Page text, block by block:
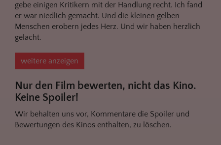
gebe einigen Kritikern mit der Handlung recht. Ich fand
er war niedlich gemacht. Und die kleinen gelben
Menschen erobern jedes Herz. Und wir haben herzlich
gelacht.
weitere anzeigen
Nur den Film bewerten, nicht das Kino.
Keine Spoiler!
Wir behalten uns vor, Kommentare die Spoiler und
Bewertungen des Kinos enthalten, zu löschen.